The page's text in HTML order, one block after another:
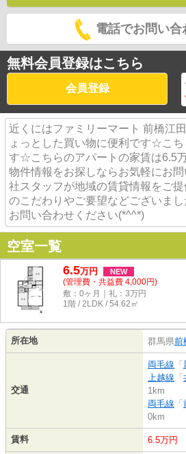
電話でお問い合
無料会員登録はこちら
会員登録
近くにはファミリーマート 前橋江
ょっとした買い物に便利です☆こ
す☆こちらのアパートの家賃は6.5
物件情報をお探しならお気軽にお
社スタッフが地域の賃貸情報をご
のこだわりやご要望などございま
お問い合わせください(*^^*)
空室一覧
6.5万円 NEW
(管理費・共益費 4,000円)
敷：0ヶ月｜礼：3万円
1階 / 2LDK / 54.62㎡
所在地 群馬県前
交通
両毛線 「
上越線 「
1km
両毛線 「
0km
賃料 6.5万円